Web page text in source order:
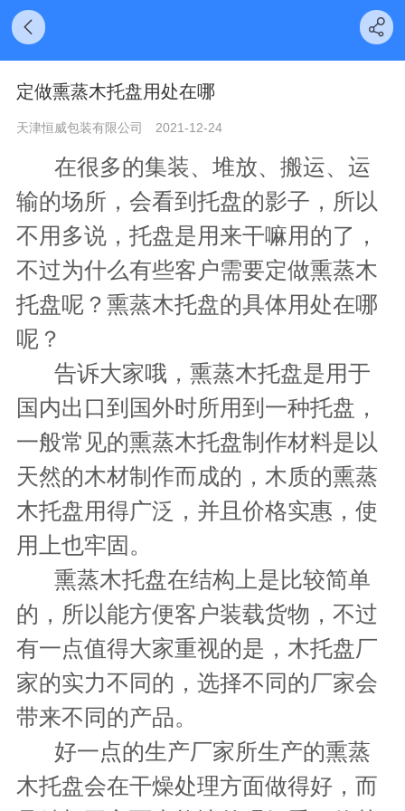
定做熏蒸木托盘用处在哪
天津恒威包装有限公司 2021-12-24
在很多的集装、堆放、搬运、运
输的场所，会看到托盘的影子，所以
不用多说，托盘是用来干嘛用的了，
不过为什么有些客户需要定做熏蒸木
托盘呢？熏蒸木托盘的具体用处在哪
呢？
告诉大家哦，熏蒸木托盘是用于
国内出口到国外时所用到一种托盘，
一般常见的熏蒸木托盘制作材料是以
天然的木材制作而成的，木质的熏蒸
木托盘用得广泛，并且价格实惠，使
用上也牢固。
熏蒸木托盘在结构上是比较简单
的，所以能方便客户装载货物，不过
有一点值得大家重视的是，木托盘厂
家的实力不同的，选择不同的厂家会
带来不同的产品。
好一点的生产厂家所生产的熏蒸
木托盘会在干燥处理方面做得好，而